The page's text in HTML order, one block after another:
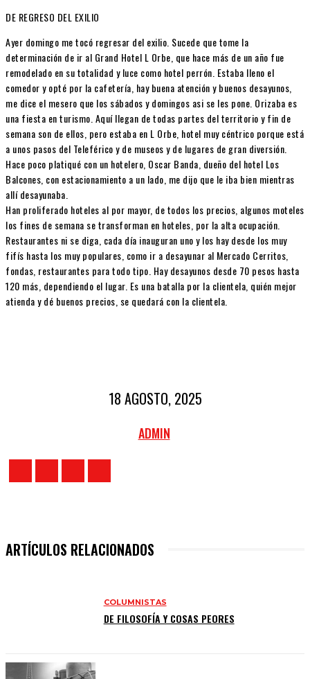
DE REGRESO DEL EXILIO
Ayer domingo me tocó regresar del exilio. Sucede que tome la
determinación de ir al Grand Hotel L Orbe, que hace más de un año fue
remodelado en su totalidad y luce como hotel perrón. Estaba lleno el
comedor y opté por la cafetería, hay buena atención y buenos desayunos,
me dice el mesero que los sábados y domingos asi se les pone. Orizaba es
una fiesta en turismo. Aquí llegan de todas partes del territorio y fin de
semana son de ellos, pero estaba en L Orbe, hotel muy céntrico porque está
a unos pasos del Teleférico y de museos y de lugares de gran diversión.
Hace poco platiqué con un hotelero, Oscar Banda, dueño del hotel Los
Balcones, con estacionamiento a un lado, me dijo que le iba bien mientras
allí desayunaba.
Han proliferado hoteles al por mayor, de todos los precios, algunos moteles
los fines de semana se transforman en hoteles, por la alta ocupación.
Restaurantes ni se diga, cada día inauguran uno y los hay desde los muy
fifís hasta los muy populares, como ir a desayunar al Mercado Cerritos,
fondas, restaurantes para todo tipo. Hay desayunos desde 70 pesos hasta
120 más, dependiendo el lugar. Es una batalla por la clientela, quién mejor
atienda y dé buenos precios, se quedará con la clientela.
18 AGOSTO, 2025
ADMIN
ARTÍCULOS RELACIONADOS
COLUMNISTAS
DE FILOSOFÍA Y COSAS PEORES